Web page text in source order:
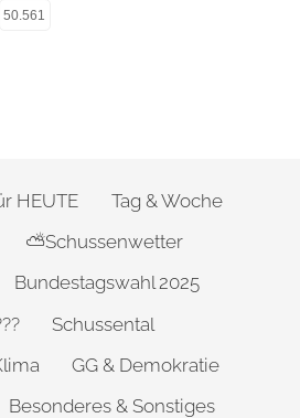
50.561
HEUTE
Tag & Woche
⛅Schussenwetter
Bundestagswahl 2025
Schussental
GG & Demokratie
Besonderes & Sonstiges